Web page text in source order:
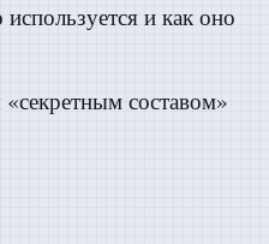
и как оно
составом»